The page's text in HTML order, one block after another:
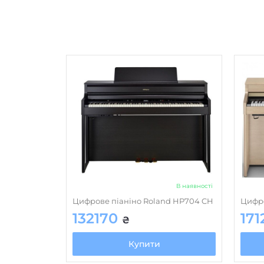
В наявності
Цифрове піаніно Roland HP704 CH
132170 ₴
Купити